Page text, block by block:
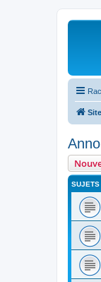
SUJETS